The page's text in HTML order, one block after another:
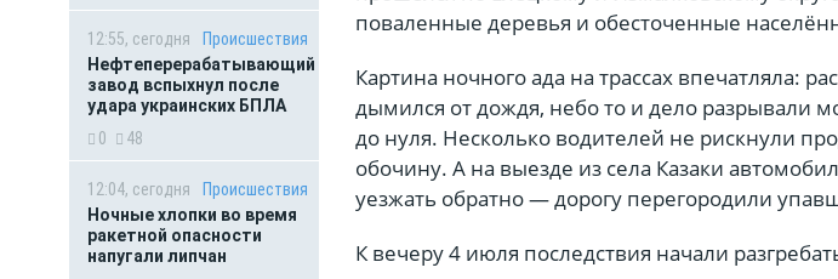
12:55, сегодня
Происшествия
Нефтеперерабатывающий
завод вспыхнул после
удара украинских БПЛА
0
48
12:04, сегодня
Происшествия
Ночные хлопки во время
ракетной опасности
напугали липчан
поваленные деревья и обесточенные
Картина ночного ада на трассах впечатляла:
дымился от дождя, небо то и дело разрывали
до нуля. Несколько водителей не рискнули
обочину. А на выезде из села Казаки
уезжать обратно — дорогу перегородили
К вечеру 4 июля последствия начали